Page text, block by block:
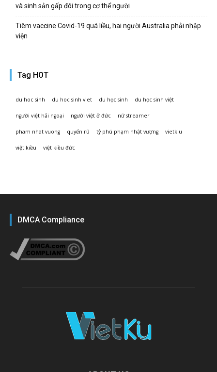
và sinh sản gấp đôi trong cơ thể người
Tiêm vaccine Covid-19 quá liều, hai người Australia phải nhập
viện
Tag HOT
du hoc sinh du hoc sinh viet du học sinh du học sinh việt
người việt hải ngoại người việt ở đức nữ streamer
pham nhat vuong quyến rũ tỷ phú phạm nhật vượng vietkiu
việt kiều việt kiều đức
DMCA Compliance